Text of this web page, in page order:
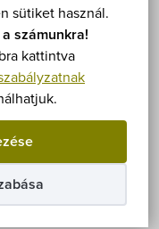
sütiket használ.
számunkra!
kattintva
konstrukció
országos
Hegykő Község
és 2016.
támogatói okirat.
összeg 6
2016.